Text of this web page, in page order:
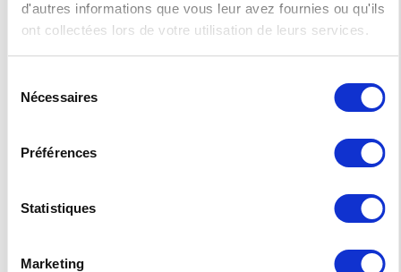
d'autres informations que vous leur avez fournies ou qu'ils
ont collectées lors de votre utilisation de leurs services.
Nécessaires
Préférences
Statistiques
Marketing